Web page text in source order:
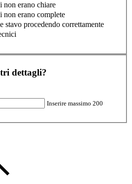
erano chiare
erano complete
stavo procedendo correttamente
dettagli?
Inserire massimo 200